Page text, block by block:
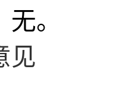
无。
见